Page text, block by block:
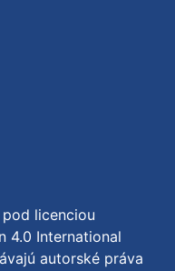
licenciou
4.0 International
autorské práva